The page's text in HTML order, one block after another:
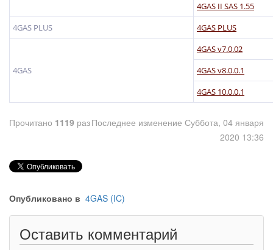
4GAS II SAS 1.55
4GAS PLUS
4GAS PLUS
4GAS
4GAS v7.0.02
4GAS v8.0.0.1
4GAS 10.0.0.1
Прочитано 1119 разПоследнее изменение Суббота, 04 января
2020 13:36
Опубликовано в 4GAS (IC)
Оставить комментарий